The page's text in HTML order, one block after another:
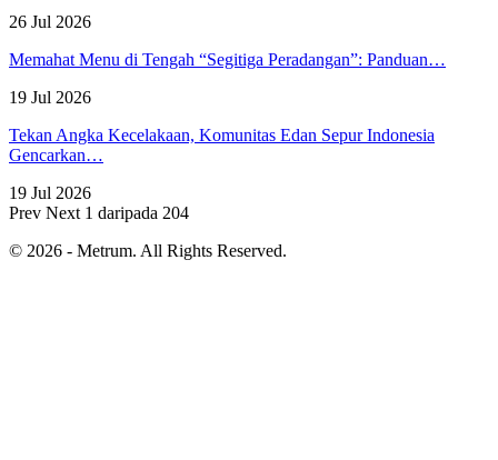
26 Jul 2026
Memahat Menu di Tengah “Segitiga Peradangan”: Panduan…
19 Jul 2026
Tekan Angka Kecelakaan, Komunitas Edan Sepur Indonesia
Gencarkan…
19 Jul 2026
Prev Next 1 daripada 204
© 2026 - Metrum. All Rights Reserved.